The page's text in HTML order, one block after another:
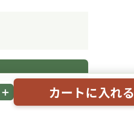
＋ カートに入れる